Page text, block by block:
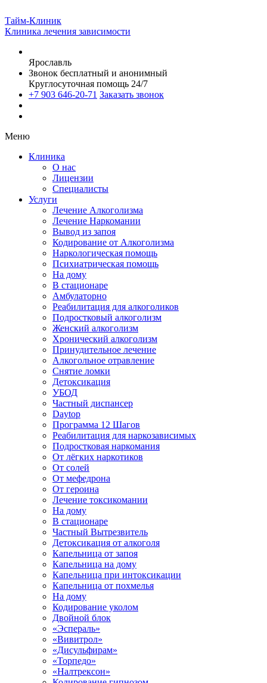
Тайм-Клиник
Клиника лечения зависимости
Ярославль
Звонок бесплатный и анонимный
Круглосуточная помощь 24/7
+7 903 646-20-71 Заказать звонок
Меню
Клиника
О нас
Лицензии
Специалисты
Услуги
Лечение Алкоголизма
Лечение Наркомании
Вывод из запоя
Кодирование от Алкоголизма
Наркологическая помощь
Психиатрическая помощь
На дому
В стационаре
Амбулаторно
Реабилитация для алкоголиков
Подростковый алкоголизм
Женский алкоголизм
Хронический алкоголизм
Принудительное лечение
Алкогольное отравление
Снятие ломки
Детоксикация
УБОД
Частный диспансер
Daytop
Программа 12 Шагов
Реабилитация для наркозависимых
Подростковая наркомания
От лёгких наркотиков
От солей
От мефедрона
От героина
Лечение токсикомании
На дому
В стационаре
Частный Вытрезвитель
Детоксикация от алкоголя
Капельница от запоя
Капельница на дому
Капельница при интоксикации
Капельница от похмелья
На дому
Кодирование уколом
Двойной блок
«Эспераль»
«Вивитрол»
«Дисульфирам»
«Торпедо»
«Налтрексон»